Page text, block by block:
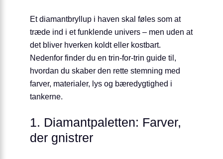
Et diamantbryllup i haven skal føles som at
træde ind i et funklende univers – men uden at
det bliver hverken koldt eller kostbart.
Nedenfor finder du en trin-for-trin guide til,
hvordan du skaber den rette stemning med
farver, materialer, lys og bæredygtighed i
tankerne.
1. Diamantpaletten: Farver,
der gnistrer